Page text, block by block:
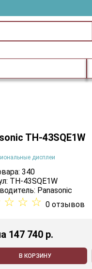
TH-43SQE1W
дисплеи
340
TH-43SQE1W
Panasonic
☆ ☆ ☆ 0 отзывов
147 740 p.
В КОРЗИНУ